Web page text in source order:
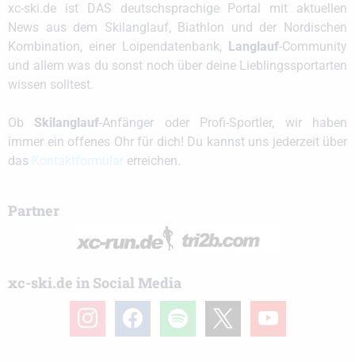
xc-ski.de ist DAS deutschsprachige Portal mit aktuellen
News aus dem Skilanglauf, Biathlon und der Nordischen
Kombination, einer Loipendatenbank,
Langlauf-Community
und allem was du sonst noch über deine Lieblingssportarten
wissen solltest.
Ob Skilanglauf-Anfänger oder Profi-Sportler, wir haben
immer ein offenes Ohr für dich! Du kannst uns jederzeit über
das
erreichen.
Partner
xc-ski.de in Social Media
instagramfacebook spotify youtube